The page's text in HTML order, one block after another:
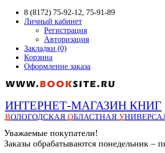
8 (8172) 75-92-12, 75-91-89
Личный кабинет
Регистрация
Авторизация
Закладки (0)
Корзина
Оформление заказа
ИНТЕРНЕТ-МАГАЗИН КНИГ
ВОЛОГОДСКАЯ ОБЛАСТНАЯ У
Уважаемые покупатели!
Заказы обрабатываются понедельник –